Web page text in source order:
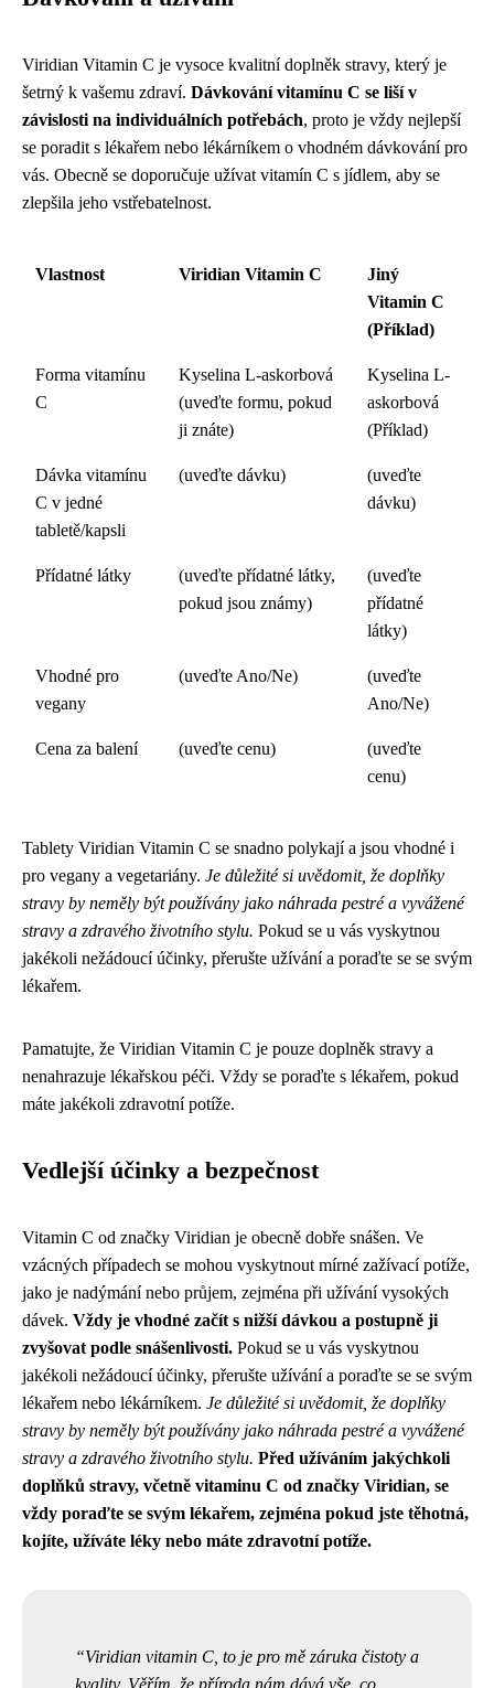
Viridian Vitamin C je vysoce kvalitní doplněk stravy, který je
šetrný k vašemu zdraví. Dávkování vitamínu C se liší v
závislosti na individuálních potřebách, proto je vždy nejlepší
se poradit s lékařem nebo lékárníkem o vhodném dávkování pro
vás. Obecně se doporučuje užívat vitamín C s jídlem, aby se
zlepšila jeho vstřebatelnost.
Vlastnost Viridian Vitamin C
Jiný
Vitamin C
(Příklad)
Forma vitamínu
C
Kyselina L-askorbová
(uveďte formu, pokud
ji znáte)
Kyselina L-
askorbová
(Příklad)
Dávka vitamínu
C v jedné
tabletě/kapsli
(uveďte dávku)
(uveďte
dávku)
Přídatné látky
(uveďte přídatné látky,
pokud jsou známy)
(uveďte
přídatné
látky)
Vhodné pro
vegany
(uveďte Ano/Ne)
(uveďte
Ano/Ne)
Cena za balení (uveďte cenu)
(uveďte
cenu)
Tablety Viridian Vitamin C se snadno polykají a jsou vhodné i
pro vegany a vegetariány. Je důležité si uvědomit, že doplňky
stravy by neměly být používány jako náhrada pestré a vyvážené
stravy a zdravého životního stylu. Pokud se u vás vyskytnou
jakékoli nežádoucí účinky, přerušte užívání a poraďte se se svým
lékařem.
Pamatujte, že Viridian Vitamin C je pouze doplněk stravy a
nenahrazuje lékařskou péči. Vždy se poraďte s lékařem, pokud
máte jakékoli zdravotní potíže.
Vedlejší účinky a bezpečnost
Vitamin C od značky Viridian je obecně dobře snášen. Ve
vzácných případech se mohou vyskytnout mírné zažívací potíže,
jako je nadýmání nebo průjem, zejména při užívání vysokých
dávek. Vždy je vhodné začít s nižší dávkou a postupně ji
zvyšovat podle snášenlivosti. Pokud se u vás vyskytnou
jakékoli nežádoucí účinky, přerušte užívání a poraďte se se svým
lékařem nebo lékárníkem. Je důležité si uvědomit, že doplňky
stravy by neměly být používány jako náhrada pestré a vyvážené
stravy a zdravého životního stylu. Před užíváním jakýchkoli
doplňků stravy, včetně vitaminu C od značky Viridian, se
vždy poraďte se svým lékařem, zejména pokud jste těhotná,
kojíte, užíváte léky nebo máte zdravotní potíže.
Viridian vitamin C, to je pro mě záruka čistoty a
kvality. Věřím, že příroda nám dává vše, co